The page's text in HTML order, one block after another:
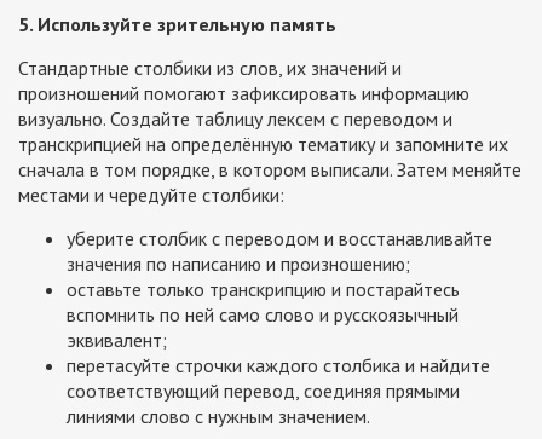
5. Используйте зрительную память
Стандартные столбики из слов, их значений и
произношений помогают зафиксировать информацию
визуально. Создайте таблицу лексем с переводом и
транскрипцией на определённую тематику и запомните их
сначала в том порядке, в котором выписали. Затем меняйте
местами и чередуйте столбики:
уберите столбик с переводом и восстанавливайте
значения по написанию и произношению;
оставьте только транскрипцию и постарайтесь
вспомнить по ней само слово и русскоязычный
эквивалент;
перетасуйте строчки каждого столбика и найдите
соответствующий перевод, соединяя прямыми
линиями слово с нужным значением.